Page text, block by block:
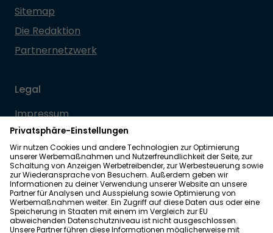
Sitemap
Die Redaktion
Partnernetzwerk
Legal
Impressum
Datenschutz
Allgemeine Geschäftsbedingungen
Barrierefreiheit